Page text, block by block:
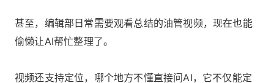
甚至，编辑部日常需要观看总结的油管视频，现在也能
偷懒让AI帮忙整理了。
视频还支持定位，哪个地方不懂直接问AI，它不仅能定